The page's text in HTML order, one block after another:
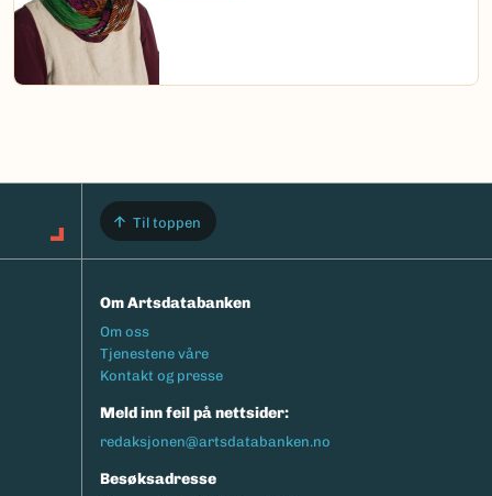
Til toppen
Om Artsdatabanken
Footermeny
Om oss
Tjenestene våre
Kontakt og presse
Meld inn feil på nettsider:
redaksjonen@artsdatabanken.no
Besøksadresse